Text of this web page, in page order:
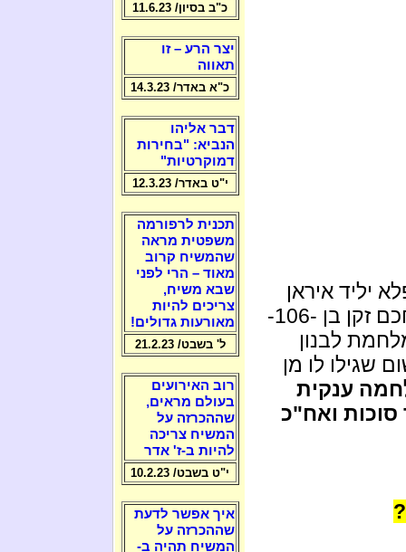
יליד איראן
שגר בירושלים בשכונת כרם, והוא תלמיד חכם זקן בן -106-
לבנון
שגילו לו מן
ענקית
סוכות ואח"כ
כ"ב בסיון/ 11.6.23
יצר הרע – זו
תאווה
כ"א באדר/ 14.3.23
דבר אליהו
הנביא: "בחירות
דמוקרטיות"
י"ט באדר/ 12.3.23
תכנית לרפורמה
משפטית מראה
שהמשיח קרוב
מאוד – הרי לפני
שבא משיח,
צריכים להיות
מאורעות גדולים!
ל' בשבט/ 21.2.23
רוב האירועים
בעולם מראים,
שההכרזה על
המשיח צריכה
להיות ב-ז' אדר
י"ט בשבט/ 10.2.23
איך אפשר לדעת
שההכרזה על
המשיח תהיה ב-